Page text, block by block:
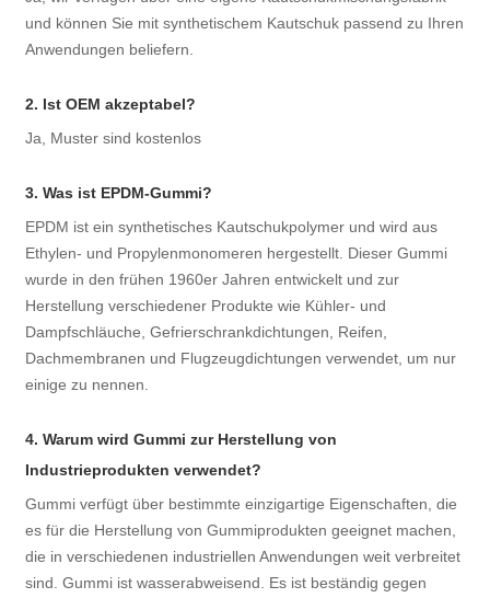
und können Sie mit synthetischem Kautschuk passend zu Ihren
Anwendungen beliefern.
2. Ist OEM akzeptabel?
Ja, Muster sind kostenlos
3. Was ist EPDM-Gummi?
EPDM ist ein synthetisches Kautschukpolymer und wird aus
Ethylen- und Propylenmonomeren hergestellt. Dieser Gummi
wurde in den frühen 1960er Jahren entwickelt und zur
Herstellung verschiedener Produkte wie Kühler- und
Dampfschläuche, Gefrierschrankdichtungen, Reifen,
Dachmembranen und Flugzeugdichtungen verwendet, um nur
einige zu nennen.
4. Warum wird Gummi zur Herstellung von
Industrieprodukten verwendet?
Gummi verfügt über bestimmte einzigartige Eigenschaften, die
es für die Herstellung von Gummiprodukten geeignet machen,
die in verschiedenen industriellen Anwendungen weit verbreitet
sind. Gummi ist wasserabweisend. Es ist beständig gegen